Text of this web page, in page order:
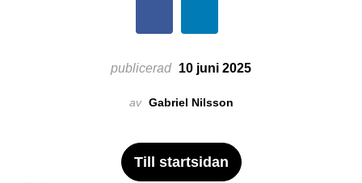
publicerad 10 juni 2025
av Gabriel Nilsson
Till startsidan